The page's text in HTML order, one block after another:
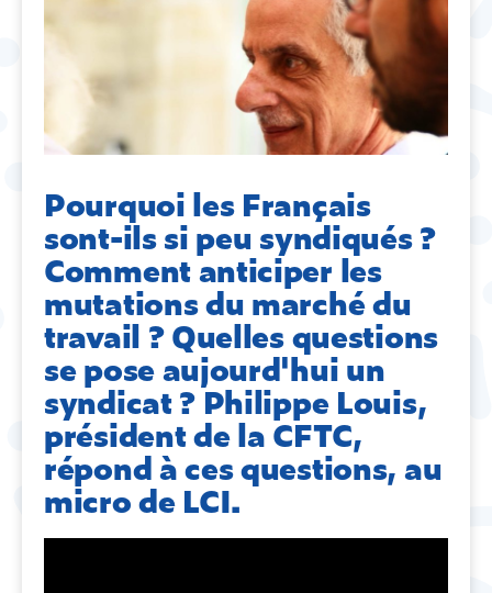
Pourquoi les Français
sont-ils si peu syndiqués ?
Comment anticiper les
mutations du marché du
travail ? Quelles questions
se pose aujourd'hui un
syndicat ? Philippe Louis,
président de la CFTC,
répond à ces questions, au
micro de LCI.